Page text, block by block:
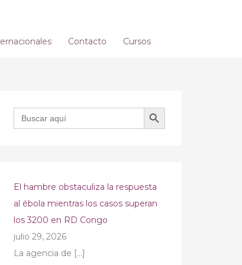
Contacto Cursos
Buscar: BOTÓN DE BÚSQUEDA
El hambre obstaculiza la respuesta
al ébola mientras los casos superan
los 3200 en RD Congo
julio 29, 2026
La agencia de […]